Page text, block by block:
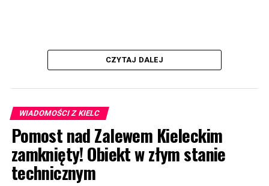
CZYTAJ DALEJ
WIADOMOŚCI Z KIELC
Pomost nad Zalewem Kieleckim
zamknięty! Obiekt w złym stanie
technicznym